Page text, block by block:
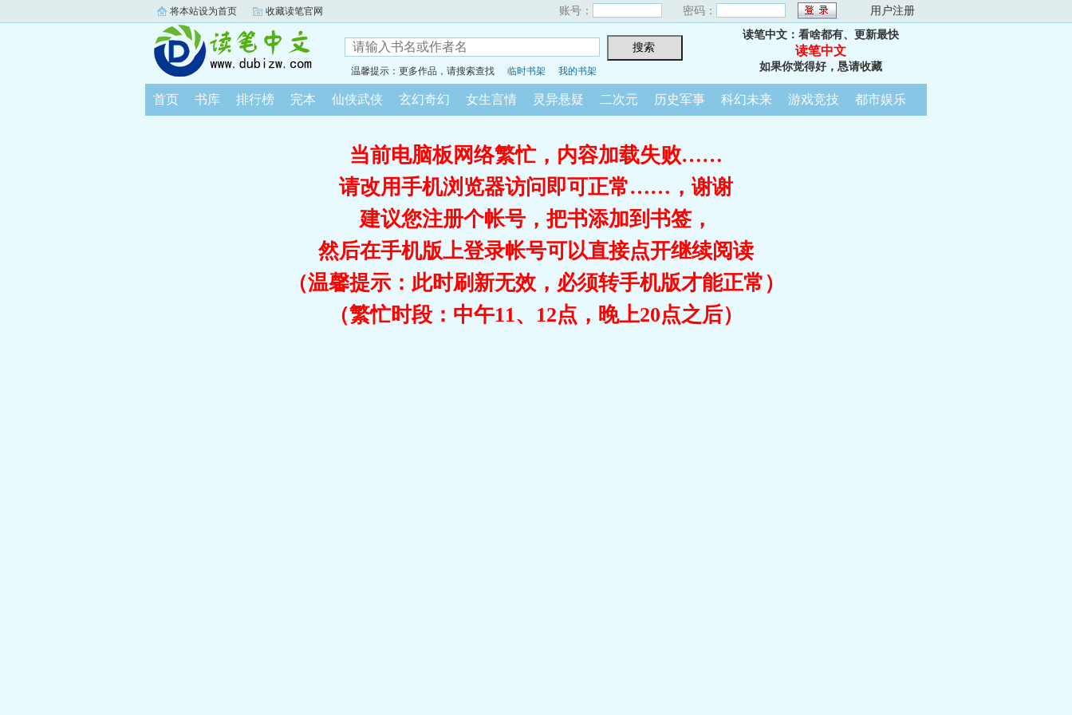
将本站设为首页 收藏读笔官网 账号： 密码： 用户注册
温馨提示：更多作品，请搜索查找 临时书架 我的书架
读笔中文：看啥都有、更新最快
读笔中文
如果你觉得好，恳请收藏
首页 书库 排行榜 完本 仙侠武侠 玄幻奇幻 女生言情 灵异悬疑 二次元 历史军事 科幻未来 游戏竞技 都市娱乐
当前电脑板网络繁忙，内容加载失败……
请改用手机浏览器访问即可正常……，谢谢
建议您注册个帐号，把书添加到书签，
然后在手机版上登录帐号可以直接点开继续阅读
（温馨提示：此时刷新无效，必须转手机版才能正常）
（繁忙时段：中午11、12点，晚上20点之后）